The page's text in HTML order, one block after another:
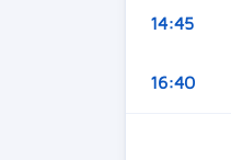
14:45
16:40